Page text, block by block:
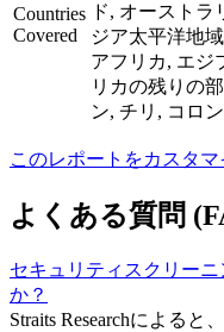
Countries
Covered
ド, オースト
ジア太平洋地
アフリカ, エジ
リカの残りの
ン, チリ, コロ
このレポートをカスタマ
よくある質問
セキュリティスクリー
か？
Straits Researchによる